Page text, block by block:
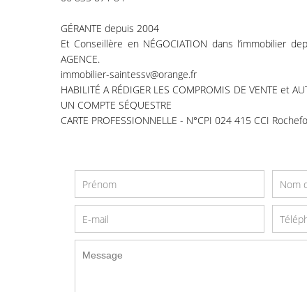
GÉRANTE depuis 2004
Et Conseillère en NÉGOCIATION dans l’immobilier
AGENCE.
immobilier-saintessv@orange.fr
HABILITÉ A RÉDIGER LES COMPROMIS DE VENTE et
UN COMPTE SÉQUESTRE
CARTE PROFESSIONNELLE - N°CPI 024 415 CCI